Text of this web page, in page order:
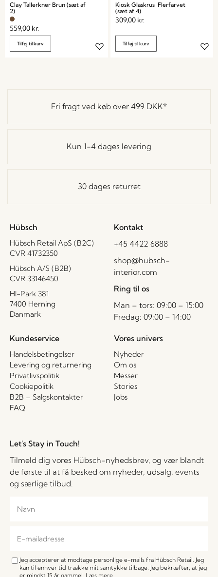
Clay Tallerkner Brun (sæt af
2)
559,00 kr.
Tilføj til kurv
Kiosk Glaskrus Flerfarvet
(sæt af 4)
309,00 kr.
Tilføj til kurv
Fri fragt ved køb over 499 DKK*
Kun 1-4 dages levering
30 dages returret
Hübsch
Hübsch Retail ApS (B2C)
CVR 41732350
Hübsch A/S (B2B)
CVR 33146450
HI-Park 381
7400 Herning
Danmark
Kontakt
+45 4422 6888
shop@hubsch-
interior.com
Ring til os
Man – tors: 09:00 – 15:00
Fredag: 09:00 – 14:00
Kundeservice
Handelsbetingelser
Levering og returnering
Privatlivspolitik
Cookiepolitik
B2B – Salgskontakter
FAQ
Vores univers
Nyheder
Om os
Messer
Stories
Jobs
Let's Stay in Touch!
Tilmeld dig vores Hübsch-nyhedsbrev, og vær blandt
de første til at få besked om nyheder, udsalg, events
og særlige tilbud.
Jeg accepterer at modtage personlige e-mails fra Hübsch Retail. Jeg
kan til enhver tid trække mit samtykke tilbage. Jeg bekræfter, at jeg
er mindst 15 år gammel. Læs mere